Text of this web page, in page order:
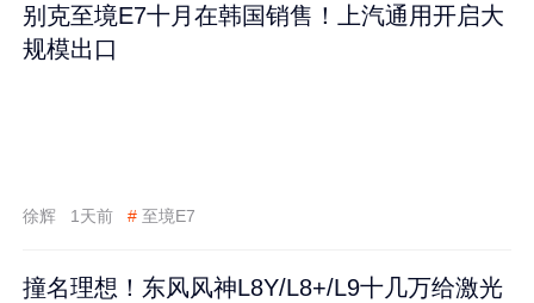
别克至境E7十月在韩国销售！上汽通用开启大
规模出口
徐辉 1天前 # 至境E7
撞名理想！东风风神L8Y/L8+/L9十几万给激光